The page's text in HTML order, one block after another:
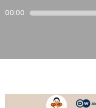
00:00